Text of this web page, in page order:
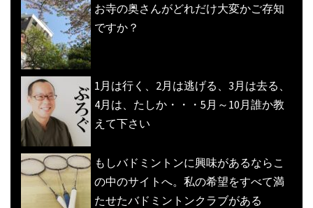
お寺の奥さんがどれだけ大変かご存知
ですか？
1月は行く、2月は逃げる、3月は去る、
4月は、たしか・・・5月～10月誰か教
えて下さい
もしバドミントンに興味があるならこ
の中のサイトへ。私の希望をすべて満
たせたバドミントンクラブがある